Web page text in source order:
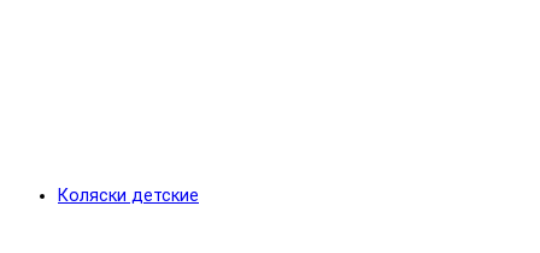
Коляски детские